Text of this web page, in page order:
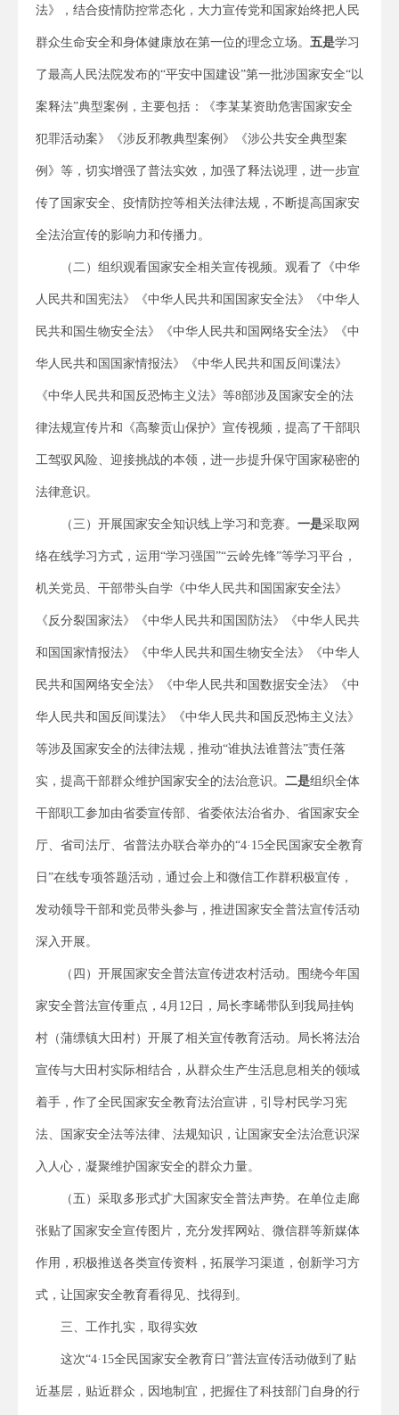
法》，结合疫情防控常态化，大力宣传党和国家始终把人民
群众生命安全和身体健康放在第一位的理念立场。 五是学习
了最高人民法院发布的“平安中国建设”第一批涉国家安全“以
案释法”典型案例，主要包括：《李某某资助危害国家安全
犯罪活动案》《涉反邪教典型案例》《涉公共安全典型案
例》等，切实增强了普法实效，加强了释法说理，进一步宣
传了国家安全、疫情防控等相关法律法规，不断提高国家安
全法治宣传的影响力和传播力。
（二）组织观看国家安全相关宣传视频。观看了《中华
人民共和国宪法》《中华人民共和国国家安全法》《中华人
民共和国生物安全法》《中华人民共和国网络安全法》《中
华人民共和国国家情报法》《中华人民共和国反间谍法》
《中华人民共和国反恐怖主义法》等8部涉及国家安全的法
律法规宣传片和《高黎贡山保护》宣传视频，提高了干部职
工驾驭风险、迎接挑战的本领，进一步提升保守国家秘密的
法律意识。
（三）开展国家安全知识线上学习和竞赛。 一是采取网
络在线学习方式，运用“学习强国”“云岭先锋”等学习平台，
机关党员、干部带头自学《中华人民共和国国家安全法》
《反分裂国家法》《中华人民共和国国防法》《中华人民共
和国国家情报法》《中华人民共和国生物安全法》《中华人
民共和国网络安全法》《中华人民共和国数据安全法》《中
华人民共和国反间谍法》《中华人民共和国反恐怖主义法》
等涉及国家安全的法律法规，推动“谁执法谁普法”责任落
实，提高干部群众维护国家安全的法治意识。 二是组织全体
干部职工参加由省委宣传部、省委依法治省办、省国家安全
厅、省司法厅、省普法办联合举办的“4·15全民国家安全教育
日”在线专项答题活动，通过会上和微信工作群积极宣传，
发动领导干部和党员带头参与，推进国家安全普法宣传活动
深入开展。
（四）开展国家安全普法宣传进农村活动。围绕今年国
家安全普法宣传重点，4月12日，局长李晞带队到我局挂钩
村（蒲缥镇大田村）开展了相关宣传教育活动。局长将法治
宣传与大田村实际相结合，从群众生产生活息息相关的领域
着手，作了全民国家安全教育法治宣讲，引导村民学习宪
法、国家安全法等法律、法规知识，让国家安全法治意识深
入人心，凝聚维护国家安全的群众力量。
（五）采取多形式扩大国家安全普法声势。在单位走廊
张贴了国家安全宣传图片，充分发挥网站、微信群等新媒体
作用，积极推送各类宣传资料，拓展学习渠道，创新学习方
式，让国家安全教育看得见、找得到。
三、工作扎实，取得实效
这次“4·15全民国家安全教育日”普法宣传活动做到了贴
近基层，贴近群众，因地制宜，把握住了科技部门自身的行